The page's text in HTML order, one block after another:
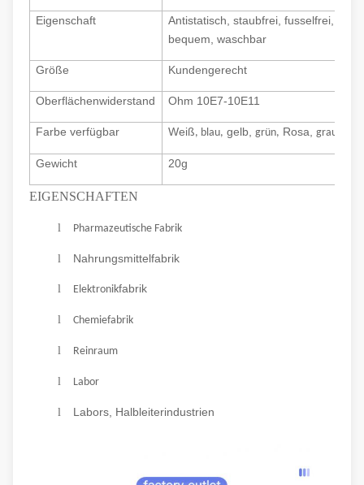
Eigenschaft
Antistatisch, staubfrei, fusselfrei,
bequem, waschbar
Größe Kundengerecht
Oberflächenwiderstand Ohm 10E7-10E11
Farbe verfügbar Weiß, blau, gelb, grün, Rosa, grau
Gewicht 20g
EIGENSCHAFTEN
l Pharmazeutische Fabrik
l Nahrungsmittelfabrik
l Elektronikfabrik
l Chemiefabrik
l Reinraum
l Labor
l Labors, Halbleiterindustrien